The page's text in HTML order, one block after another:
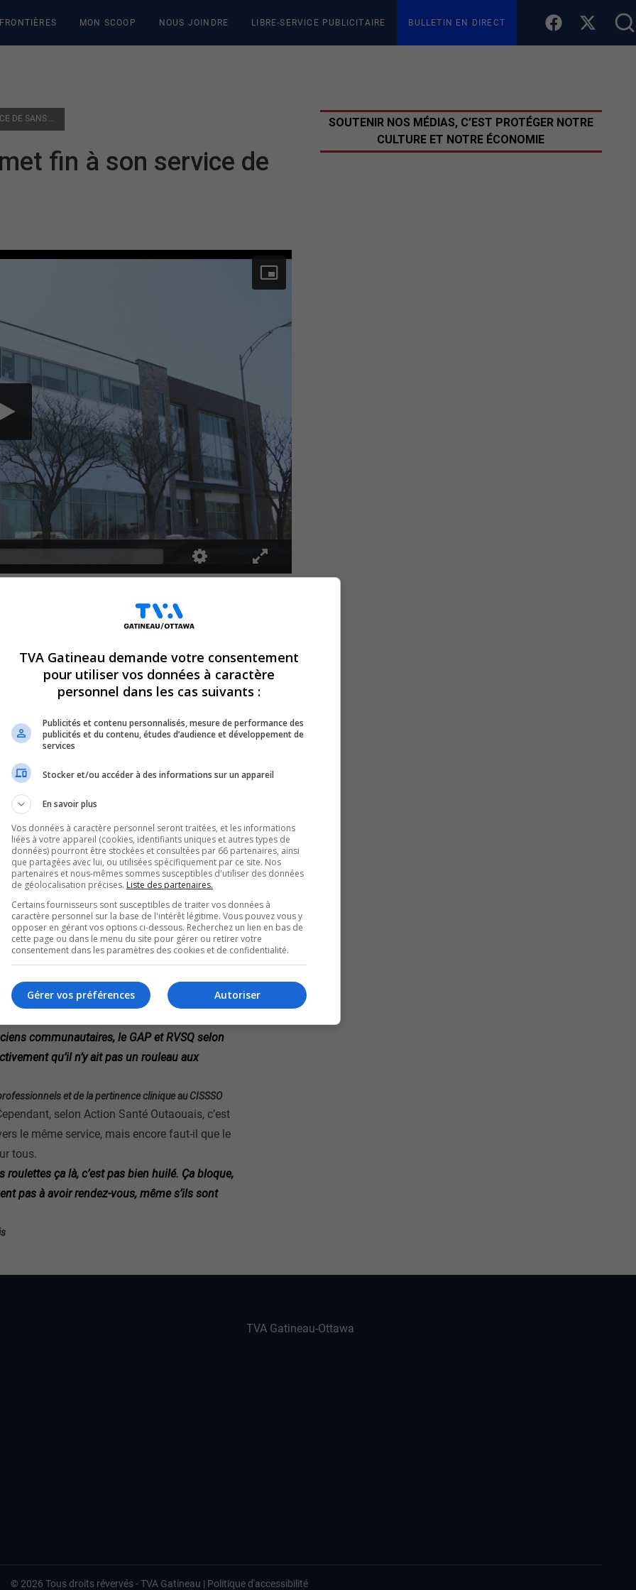
MON SCOOP NOUS JOINDRE LIBRE-SERVICE PUBLICITAIRE BULLETIN EN DIRECT
CLINIQUE MÉDIGO: LE GMF MET FIN À SON SERVICE DE SANS RENDEZ-VOUS
fin à son service de
de l’Outaouais. La clinique Médigo met
du 1er avril. Les patients devront
d’accès à la première ligne (GAP) pour
le GAP n’existait pas, c’était plutôt des
devait prendre en charge au moins 20
santé, dont l’objectif est de désengorger les
différents spécialistes pour libérer les
le 811, en fonction de votre
avec une clinique comme Médigo, soit
un pharmacien ou un optométriste, par
de 20 000 patients sans rendez-vous
de famille directement au GMF. Et à ça
Médigo, d’où la décision de se concentrer
dernier et invite les patients à s’inscrire
recrudescence de l’achalandage dans les
les services en amont sont au rendez-vous
communautaires, le GAP et RVSQ selon
qu’il n’y ait pas un rouleau aux
et de la pertinence clinique au CISSSO
selon Action Santé Outaouais, c’est
le même service, mais encore faut-il que le
tous.
roulettes ça là, c’est pas bien huilé. Ça bloque,
pas à avoir rendez-vous, même s’ils sont
SOUTENIR NOS MÉDIAS, C’EST PROTÉGER NOTRE
CULTURE ET NOTRE ÉCONOMIE
TVA Gatineau-Ottawa
© 2026 Tous droits révervés -TVA Gatineau | Politique d'accessibilité
TVA Gatineau demande votre consentement
pour utiliser vos données à caractère
personnel dans les cas suivants :
Publicités et contenu personnalisés, mesure de performance des
publicités et du contenu, études d’audience et développement de
services
Stocker et/ou accéder à des informations sur un appareil
En savoir plus
Vos données à caractère personnel seront traitées, et les informations
liées à votre appareil (cookies, identifiants uniques et autres types de
données) pourront être stockées et consultées par 66 partenaires, ainsi
que partagées avec lui, ou utilisées spécifiquement par ce site. Nos
partenaires et nous-mêmes sommes susceptibles d'utiliser des données
de géolocalisation précises. Liste des partenaires.
Certains fournisseurs sont susceptibles de traiter vos données à
caractère personnel sur la base de l'intérêt légitime. Vous pouvez vous y
opposer en gérant vos options ci-dessous. Recherchez un lien en bas de
cette page ou dans le menu du site pour gérer ou retirer votre
consentement dans les paramètres des cookies et de confidentialité.
Autoriser
Gérer vos préférences